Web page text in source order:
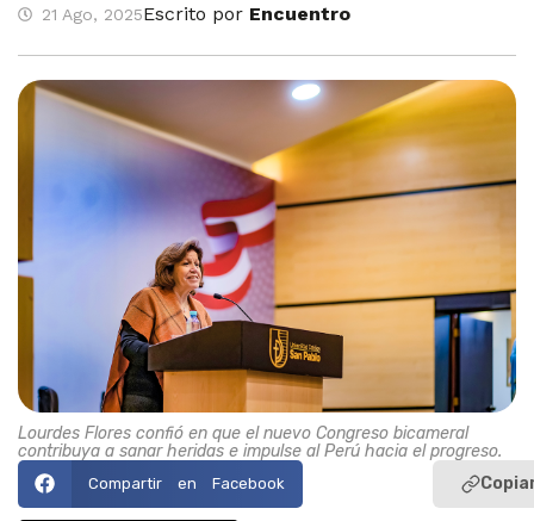
21 Ago, 2025Escrito por Encuentro
Lourdes Flores confió en que el nuevo Congreso bicameral
contribuya a sanar heridas e impulse al Perú hacia el progreso.
Compartir en Facebook